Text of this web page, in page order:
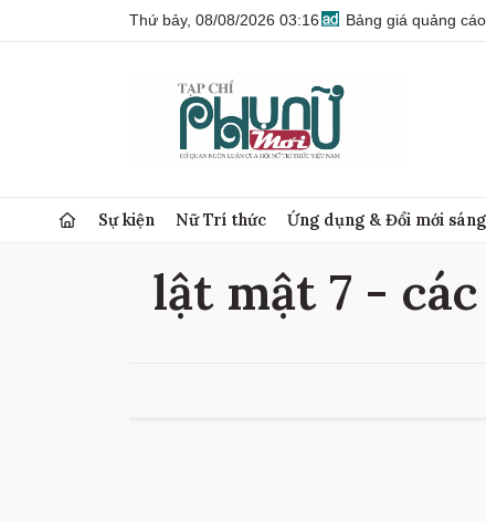
Thứ bảy, 08/08/2026 03:16 Bảng giá quảng cáo
Sự kiện Nữ Trí thức Ứng dụng & Đổi mới
lật mật 7 -